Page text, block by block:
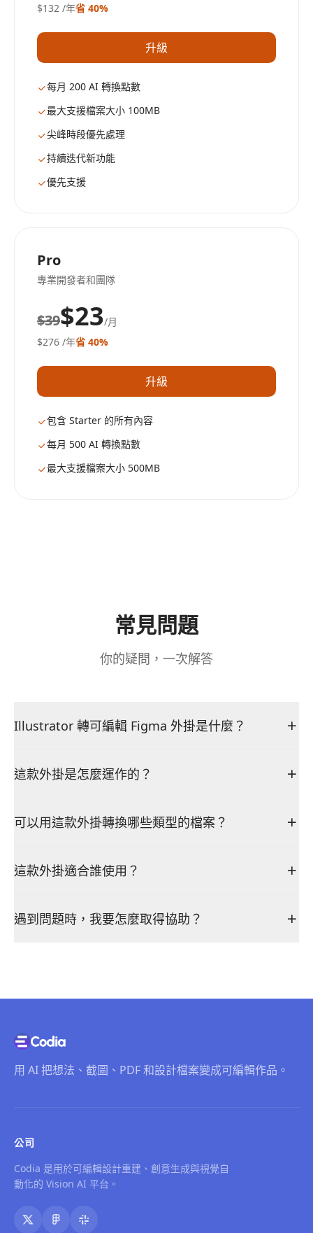
$132 /年省 40%
升級
每月 200 AI 轉換點數
最大支援檔案大小 100MB
尖峰時段優先處理
持續迭代新功能
優先支援
Pro
專業開發者和團隊
$39$23/月
$276 /年省 40%
升級
包含 Starter 的所有內容
每月 500 AI 轉換點數
最大支援檔案大小 500MB
常見問題
你的疑問，一次解答
Illustrator 轉可編輯 Figma 外掛是什麼？
這款外掛是怎麼運作的？
可以用這款外掛轉換哪些類型的檔案？
這款外掛適合誰使用？
遇到問題時，我要怎麼取得協助？
用 AI 把想法、截圖、PDF 和設計檔案變成可編輯作品。
公司
Codia 是用於可編輯設計重建、創意生成與視覺自
動化的 Vision AI 平台。